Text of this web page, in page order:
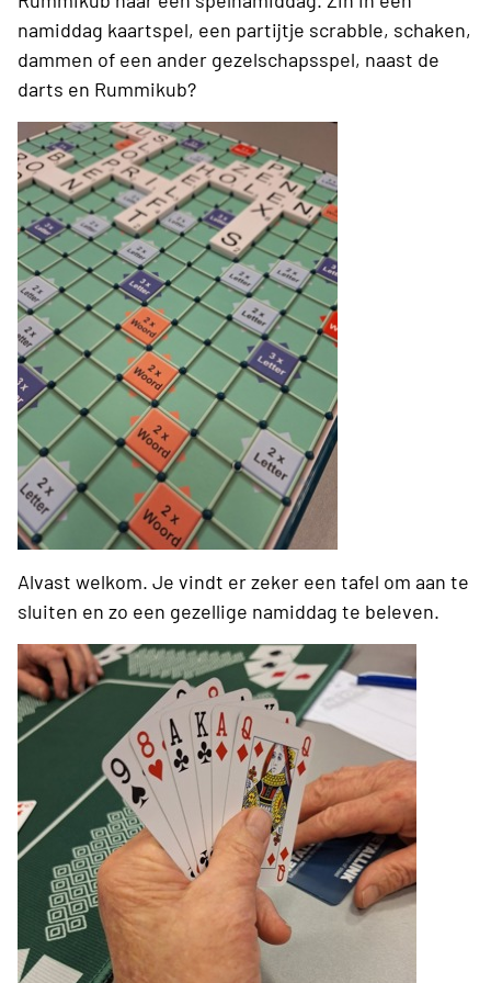
namiddag kaartspel, een partijtje scrabble, schaken,
dammen of een ander gezelschapsspel, naast de
darts en Rummikub?
Alvast welkom. Je vindt er zeker een tafel om aan te
sluiten en zo een gezellige namiddag te beleven.